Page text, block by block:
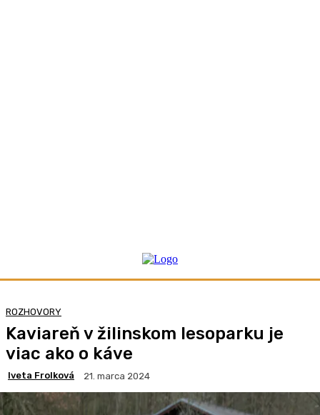
ROZHOVORY
Kaviareň v žilinskom lesoparku je
viac ako o káve
Iveta Frolková 21. marca 2024